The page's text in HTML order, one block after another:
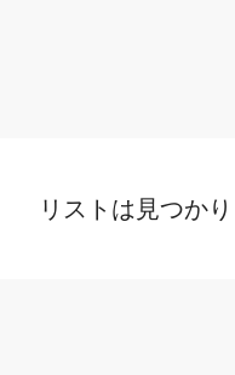
リストは見つか